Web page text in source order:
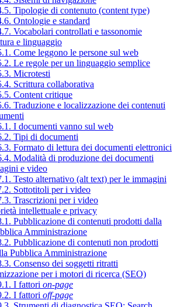
Tipologie di contenuto (content type)
Ontologie e standard
Vocabolari controllati e tassonomie
e linguaggio
Come leggono le persone sul web
Le regole per un linguaggio semplice
Microtesti
Scrittura collaborativa
Content critique
Traduzione e localizzazione dei contenuti
I documenti vanno sul web
Tipi di documenti
Formato di lettura dei documenti elettronici
Modalità di produzione dei documenti
e video
Testo alternativo (alt text) per le immagini
Sottotitoli per i video
Trascrizioni per i video
intellettuale e privacy
Pubblicazione di contenuti prodotti dalla
Amministrazione
Pubblicazione di contenuti non prodotti
Pubblica Amministrazione
Consenso dei soggetti ritratti
per i motori di ricerca (SEO)
I fattori on-page
I fattori off-page